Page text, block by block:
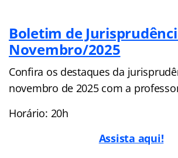
Boletim de
Novembro/2025
Confira os destaques da
novembro de 2025 com a
Horário: 20h
Assista aqui!